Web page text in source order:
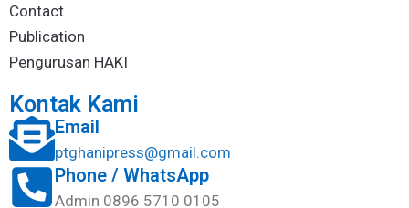
Contact
Publication
Pengurusan HAKI
Kontak Kami
Email
ptghanipress@gmail.com
Phone / WhatsApp
Admin 0896 5710 0105